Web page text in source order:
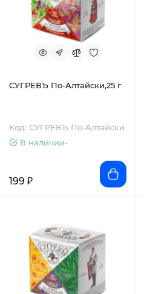
СУГРЕВЪ По-Алтайски,25 г
Код: СУГРЕВЪ По-Алтайски
В наличии-
199 ₽